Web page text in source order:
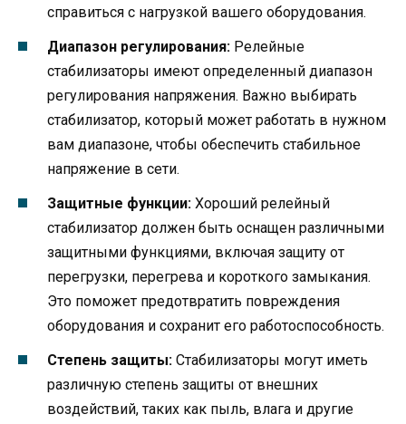
справиться с нагрузкой вашего оборудования.
Диапазон регулирования: Релейные
стабилизаторы имеют определенный диапазон
регулирования напряжения. Важно выбирать
стабилизатор, который может работать в нужном
вам диапазоне, чтобы обеспечить стабильное
напряжение в сети.
Защитные функции: Хороший релейный
стабилизатор должен быть оснащен различными
защитными функциями, включая защиту от
перегрузки, перегрева и короткого замыкания.
Это поможет предотвратить повреждения
оборудования и сохранит его работоспособность.
Степень защиты: Стабилизаторы могут иметь
различную степень защиты от внешних
воздействий, таких как пыль, влага и другие